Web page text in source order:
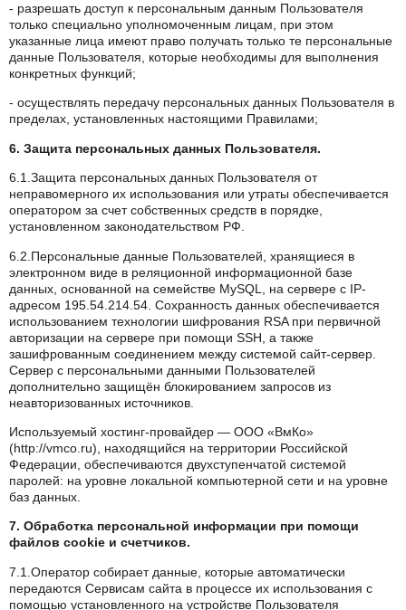
- разрешать доступ к персональным данным Пользователя
только специально уполномоченным лицам, при этом
указанные лица имеют право получать только те персональные
данные Пользователя, которые необходимы для выполнения
конкретных функций;
- осуществлять передачу персональных данных Пользователя в
пределах, установленных настоящими Правилами;
6. Защита персональных данных Пользователя.
6.1.Защита персональных данных Пользователя от
неправомерного их использования или утраты обеспечивается
оператором за счет собственных средств в порядке,
установленном законодательством РФ.
6.2.Персональные данные Пользователей, хранящиеся в
электронном виде в реляционной информационной базе
данных, основанной на семействе MySQL, на сервере с IP-
адресом 195.54.214.54. Сохранность данных обеспечивается
использованием технологии шифрования RSA при первичной
авторизации на сервере при помощи SSH, а также
зашифрованным соединением между системой сайт-сервер.
Сервер с персональными данными Пользователей
дополнительно защищён блокированием запросов из
неавторизованных источников.
Используемый хостинг-провайдер — ООО «ВмКо»
(http://vmco.ru), находящийся на территории Российской
Федерации, обеспечиваются двухступенчатой системой
паролей: на уровне локальной компьютерной сети и на уровне
баз данных.
7. Обработка персональной информации при помощи
файлов cookie и счетчиков.
7.1.Оператор собирает данные, которые автоматически
передаются Сервисам сайта в процессе их использования с
помощью установленного на устройстве Пользователя